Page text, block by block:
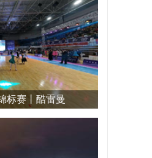
标赛丨酷雷曼